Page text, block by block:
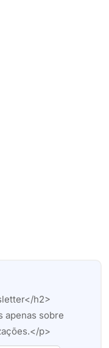
h2>
apenas sobre
p>